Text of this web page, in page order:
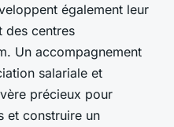
également leur
des centres
Un accompagnement
salariale et
précieux pour
et construire un